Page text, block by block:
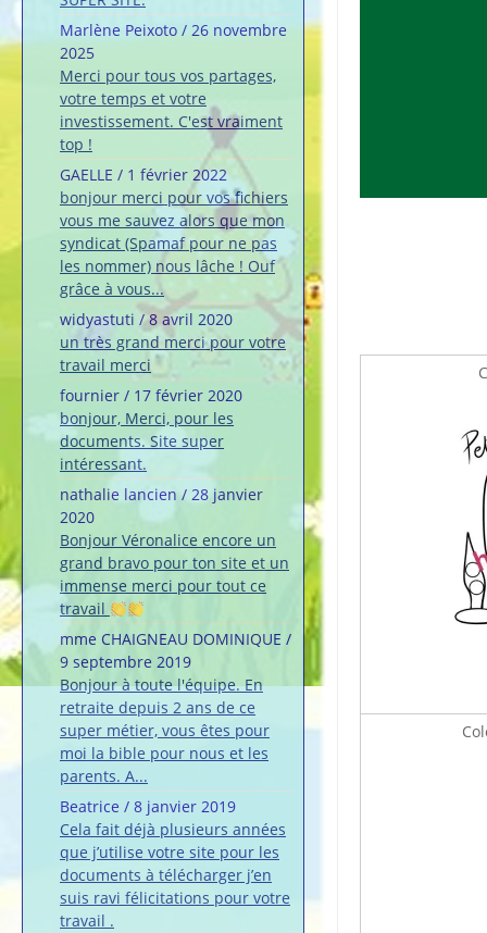
Marlène Peixoto / 26 novembre
2025
Merci pour tous vos partages,
votre temps et votre
investissement. C'est vraiment
top !
GAELLE / 1 février 2022
bonjour merci pour vos fichiers
vous me sauvez alors que mon
syndicat (Spamaf pour ne pas
les nommer) nous lâche ! Ouf
grâce à vous...
widyastuti /8 avril 2020
un très grand merci pour votre
travail merci
fournier / 17 février 2020
bonjour, Merci, pour les
documents. Site super
intéressant.
nathalie lancien / 28 janvier
2020
Bonjour Véronalice encore un
grand bravo pour ton site et un
immense merci pour tout ce
travail
mme CHAIGNEAU DOMINIQUE /
9 septembre 2019
Bonjour à toute l'équipe. En
retraite depuis 2 ans de ce
super métier, vous êtes pour
moi la bible pour nous et les
parents. A...
Beatrice / 8 janvier 2019
Cela fait déjà plusieurs années
que j’utilise votre site pour les
documents à télécharger j’en
suis ravi félicitations pour votre
travail .